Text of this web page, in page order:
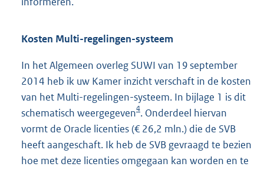
Kosten Multi-regelingen-systeem
In het Algemeen overleg SUWI van 19 september
2014 heb ik uw Kamer inzicht verschaft in de kosten
van het Multi-regelingen-systeem. In bijlage 1 is dit
schematisch weergegeven4. Onderdeel hiervan
vormt de Oracle licenties (€ 26,2 mln.) die de SVB
heeft aangeschaft. Ik heb de SVB gevraagd te bezien
hoe met deze licenties omgegaan kan worden en te